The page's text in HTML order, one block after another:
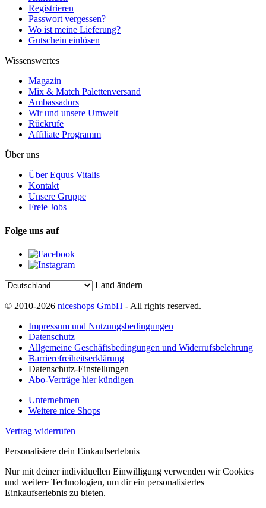
Registrieren
Passwort vergessen?
Wo ist meine Lieferung?
Gutschein einlösen
Wissenswertes
Magazin
Mix & Match Palettenversand
Ambassadors
Wir und unsere Umwelt
Rückrufe
Affiliate Programm
Über uns
Über Equus Vitalis
Kontakt
Unsere Gruppe
Freie Jobs
Folge uns auf
Land ändern
© 2010-2026 niceshops GmbH - All rights reserved.
Impressum und Nutzungsbedingungen
Datenschutz
Allgemeine Geschäftsbedingungen und Widerrufsbelehrung
Barrierefreiheitserklärung
Datenschutz-Einstellungen
Abo-Verträge hier kündigen
Unternehmen
Weitere nice Shops
Vertrag widerrufen
Personalisiere dein Einkaufserlebnis
Nur mit deiner individuellen Einwilligung verwenden wir Cookies
und weitere Technologien, um dir ein personalisiertes
Einkaufserlebnis zu bieten.